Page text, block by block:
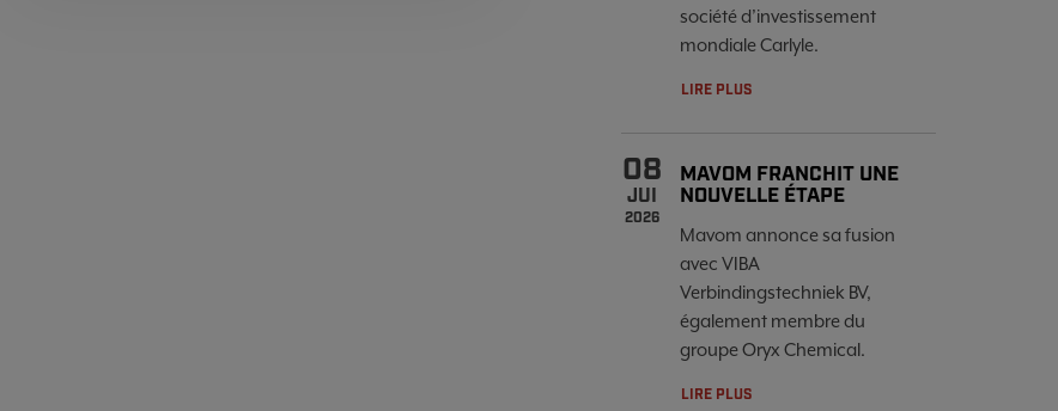
société d’investissement
mondiale Carlyle.
LIRE PLUS
08
JUI
2026
MAVOM FRANCHIT UNE
NOUVELLE ÉTAPE
Mavom annonce sa fusion
avec VIBA
Verbindingstechniek BV,
également membre du
groupe Oryx Chemical.
LIRE PLUS